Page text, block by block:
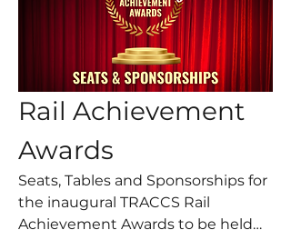
Rail Achievement
Awards
Seats, Tables and Sponsorships for
the inaugural TRACCS Rail
Achievement Awards to be held